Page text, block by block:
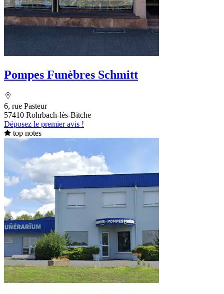
Pompes Funèbres Schmitt
6, rue Pasteur
57410 Rohrbach-lès-Bitche
Déposez le premier avis !
top notes